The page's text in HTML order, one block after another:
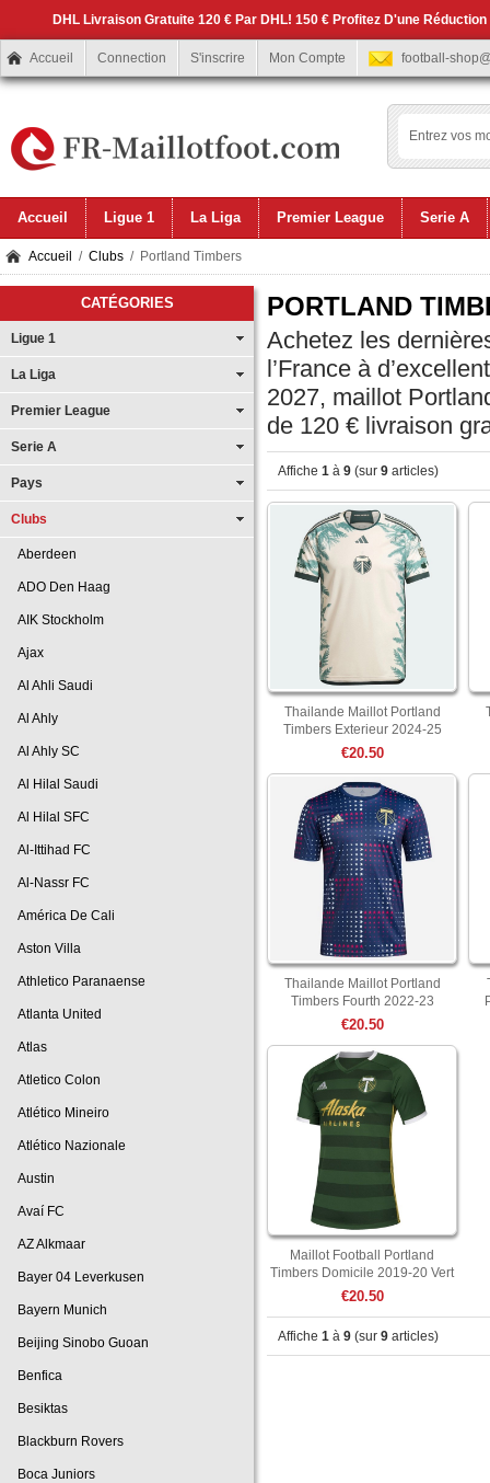
DHL Livraison Gratuite 120 € Par DHL! 150 € Profitez D'une
Accueil Connection S'inscrire Mon Compte football-
Accueil Ligue 1 La Liga Premier League Serie A
Accueil / Clubs / Portland Timbers
CATÉGORIES
Ligue 1
La Liga
Premier League
Serie A
Pays
Clubs
Aberdeen
ADO Den Haag
AIK Stockholm
Ajax
Al Ahli Saudi
Al Ahly
Al Ahly SC
Al Hilal Saudi
Al Hilal SFC
Al-Ittihad FC
Al-Nassr FC
América De Cali
Aston Villa
Athletico Paranaense
Atlanta United
Atlas
Atletico Colon
Atlético Mineiro
Atlético Nazionale
Austin
Avaí FC
AZ Alkmaar
Bayer 04 Leverkusen
Bayern Munich
Beijing Sinobo Guoan
Benfica
Besiktas
Blackburn Rovers
Boca Juniors
PORTLAND
Achetez les
l’France à
2027, maillot
de 120 € livraison
Affiche 1 à 9 (sur 9 articles)
Thailande Maillot Portland
Timbers Exterieur 2024-25
€20.50
Thailande Maillot Portland
Timbers Fourth 2022-23
€20.50
Maillot Football Portland
Timbers Domicile 2019-20 Vert
€20.50
Affiche 1 à 9 (sur 9 articles)